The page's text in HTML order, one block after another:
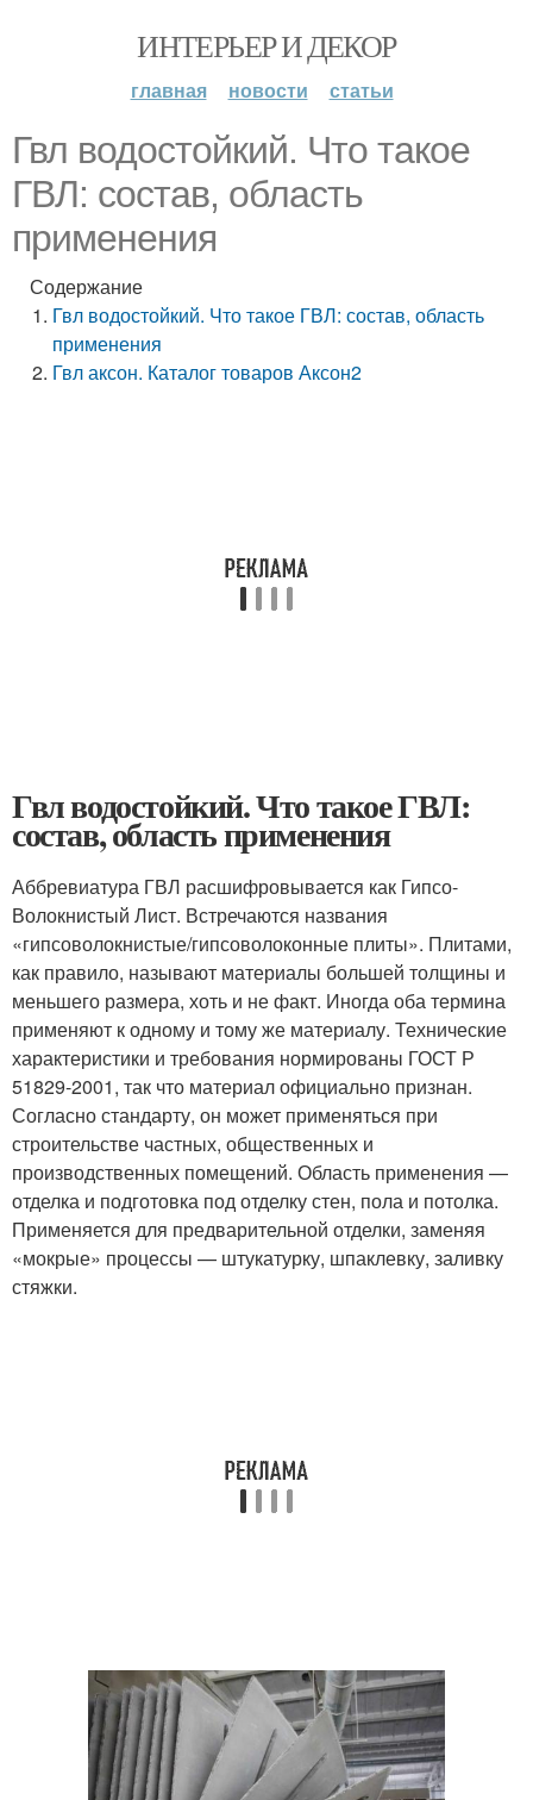
ИНТЕРЬЕР И ДЕКОР
главная новости статьи
Гвл водостойкий. Что такое
ГВЛ: состав, область
применения
Содержание
Гвл водостойкий. Что такое ГВЛ: состав, область
применения
Гвл аксон. Каталог товаров Аксон2
Гвл водостойкий. Что такое ГВЛ:
состав, область применения
Аббревиатура ГВЛ расшифровывается как Гипсо-
Волокнистый Лист. Встречаются названия
«гипсоволокнистые/гипсоволоконные плиты». Плитами,
как правило, называют материалы большей толщины и
меньшего размера, хоть и не факт. Иногда оба термина
применяют к одному и тому же материалу. Технические
характеристики и требования нормированы ГОСТ Р
51829-2001, так что материал официально признан.
Согласно стандарту, он может применяться при
строительстве частных, общественных и
производственных помещений. Область применения —
отделка и подготовка под отделку стен, пола и потолка.
Применяется для предварительной отделки, заменяя
«мокрые» процессы — штукатурку, шпаклевку, заливку
стяжки.